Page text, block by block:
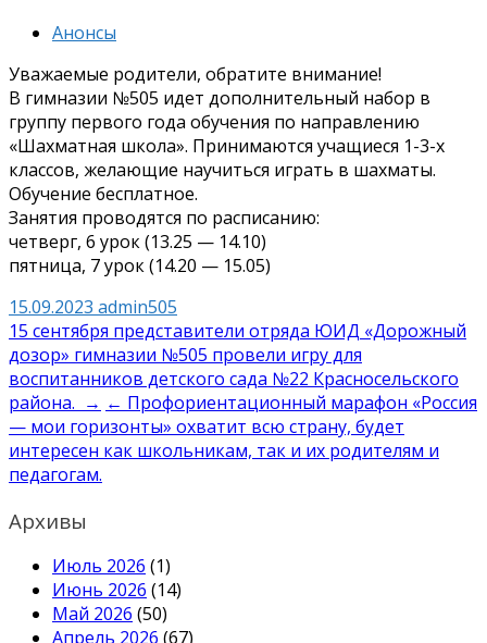
Анонсы
Уважаемые родители, обратите внимание!
В гимназии №505 идет дополнительный набор в
группу первого года обучения по направлению
«Шахматная школа». Принимаются учащиеся 1-3-х
классов, желающие научиться играть в шахматы.
Обучение бесплатное.
Занятия проводятся по расписанию:
четверг, 6 урок (13.25 — 14.10)
пятница, 7 урок (14.20 — 15.05)
15.09.2023 admin505
Навигация
по
записям
15 сентября представители отряда ЮИД «Дорожный
дозор» гимназии №505 провели игру для
воспитанников детского сада №22 Красносельского
района. → ← Профориентационный марафон «Россия
— мои горизонты» охватит всю страну, будет
интересен как школьникам, так и их родителям и
педагогам.
Архивы
Июль 2026 (1)
Июнь 2026 (14)
Май 2026 (50)
Апрель 2026 (67)